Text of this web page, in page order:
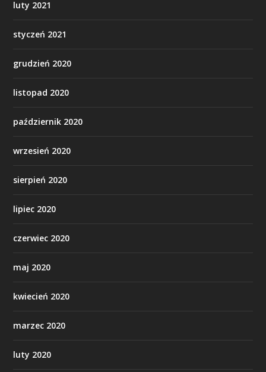
luty 2021
styczeń 2021
grudzień 2020
listopad 2020
październik 2020
wrzesień 2020
sierpień 2020
lipiec 2020
czerwiec 2020
maj 2020
kwiecień 2020
marzec 2020
luty 2020